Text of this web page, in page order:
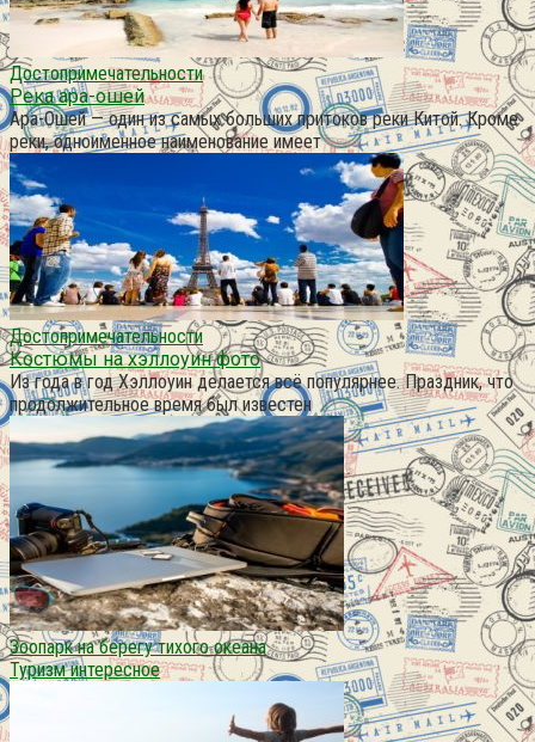
Достопримечательности
Река ара-ошей
Ара-Ошей — один из самых больших притоков реки Китой. Кроме
реки, одноименное наименование имеет
Достопримечательности
Костюмы на хэллоуин фото
Из года в год Хэллоуин делается всё популярнее. Праздник, что
продолжительное время был известен
Зоопарк на берегу тихого океана
Туризм интересное